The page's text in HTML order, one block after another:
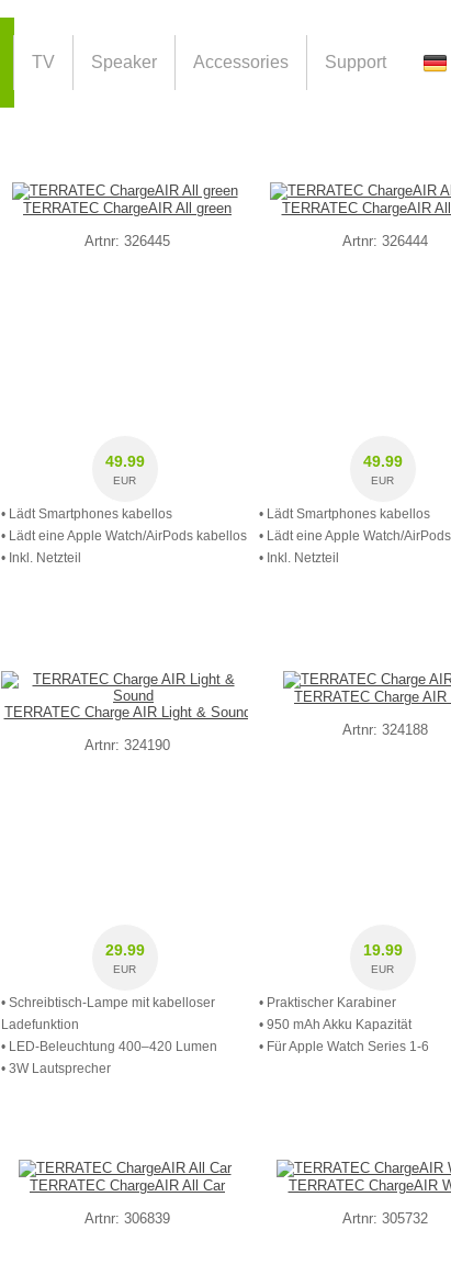
TV Speaker Accessories Support
TERRATEC ChargeAIR All green
Artnr: 326445
49.99
EUR
• Lädt Smartphones kabellos
• Lädt eine Apple Watch/AirPods kabellos
• Inkl. Netzteil
TERRATEC ChargeAIR
Artnr: 326444
49.99
EUR
• Lädt Smartphones kabellos
• Lädt eine Apple Watch/
• Inkl. Netzteil
TERRATEC Charge AIR Light & Sound
Artnr: 324190
29.99
EUR
• Schreibtisch-Lampe mit kabelloser
Ladefunktion
• LED-Beleuchtung 400–420 Lumen
• 3W Lautsprecher
TERRATEC Charge AIR
Artnr: 324188
19.99
EUR
• Praktischer Karabiner
• 950 mAh Akku Kapazität
• Für Apple Watch Series 1-6
TERRATEC ChargeAIR All Car
Artnr: 306839
TERRATEC ChargeAIR
Artnr: 305732